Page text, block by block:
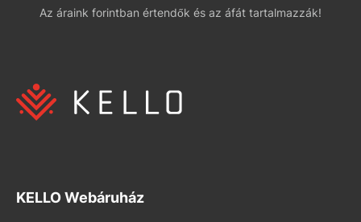
Az áraink forintban értendők és az áfát tartalmazzák!
KELLO Webáruház